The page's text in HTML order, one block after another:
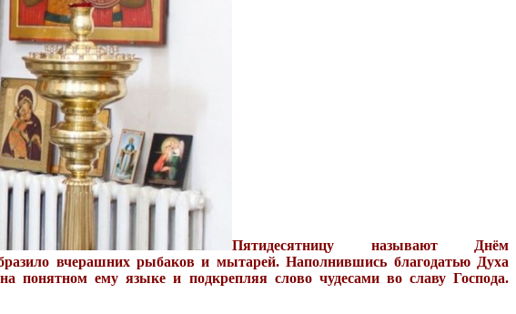
Пятидесятницу называют Днём
вчерашних рыбаков и мытарей. Наполнившись благодатью Духа
понятном ему языке и подкрепляя слово чудесами во славу Господа.